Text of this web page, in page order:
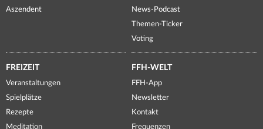
Aszendent
News-Podcast
Themen-Ticker
Voting
FREIZEIT
Veranstaltungen
Spielplätze
Rezepte
Meditation
FFH-WELT
FFH-App
Newsletter
Kontakt
Frequenzen